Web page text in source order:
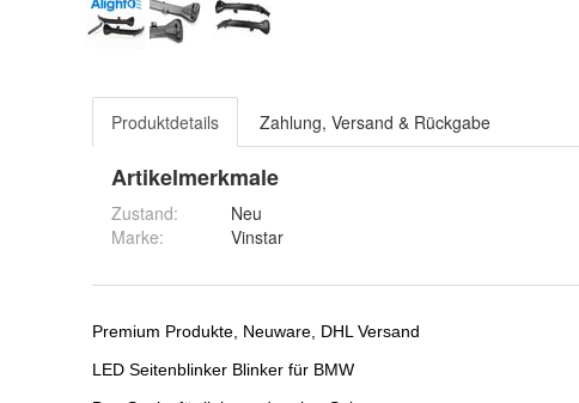
Produktdetails Zahlung, Versand & Rückgabe
Artikelmerkmale
Zustand:
Neu
Marke:
Vinstar